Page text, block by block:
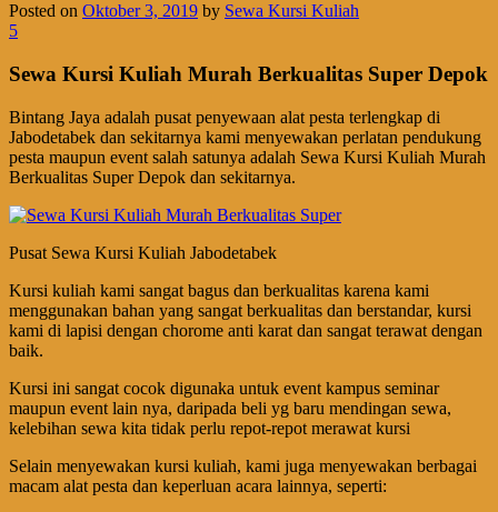
Posted on Oktober 3, 2019 by Sewa Kursi Kuliah
5
Sewa Kursi Kuliah Murah Berkualitas Super Depok
Bintang Jaya adalah pusat penyewaan alat pesta terlengkap di
Jabodetabek dan sekitarnya kami menyewakan perlatan pendukung
pesta maupun event salah satunya adalah Sewa Kursi Kuliah Murah
Berkualitas Super Depok dan sekitarnya.
Pusat Sewa Kursi Kuliah Jabodetabek
Kursi kuliah kami sangat bagus dan berkualitas karena kami
menggunakan bahan yang sangat berkualitas dan berstandar, kursi
kami di lapisi dengan chorome anti karat dan sangat terawat dengan
baik.
Kursi ini sangat cocok digunaka untuk event kampus seminar
maupun event lain nya, daripada beli yg baru mendingan sewa,
kelebihan sewa kita tidak perlu repot-repot merawat kursi
Selain menyewakan kursi kuliah, kami juga menyewakan berbagai
macam alat pesta dan keperluan acara lainnya, seperti: